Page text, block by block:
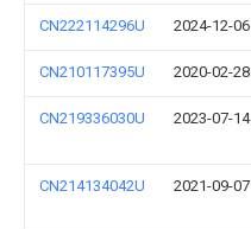
CN222114296U 2024-12-06
CN210117395U 2020-02-28
CN219336030U 2023-07-14
CN214134042U 2021-09-07